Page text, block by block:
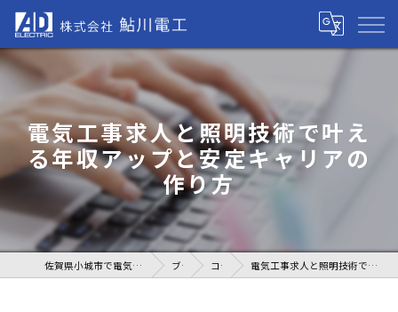
電気工事求人と照明技術で叶え
る年収アップと安定キャリアの
作り方
佐賀県小城市で電気工事の求人なら株式会社鮎川電工 ブログ コラム 電気工事求人と照明技術で叶える年収アップと安定キャリアの作り方